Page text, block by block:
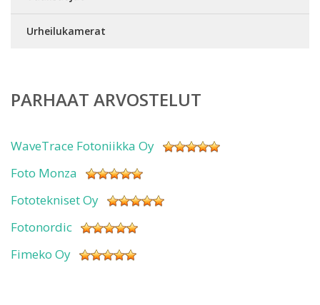
Urheilukamerat
PARHAAT ARVOSTELUT
WaveTrace Fotoniikka Oy
Foto Monza
Fototekniset Oy
Fotonordic
Fimeko Oy